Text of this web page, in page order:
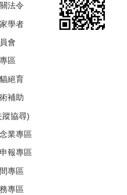
法令
學者
會
區
絕育
補助
蹤協尋)
業專區
報專區
專區
專區